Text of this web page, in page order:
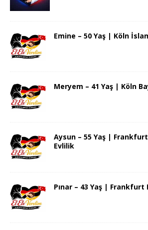
Emine – 50 Yaş | Köln
Meryem – 41 Yaş | Köln
Aysun – 55 Yaş |
Evlilik
Pınar – 43 Yaş | Frankfurt